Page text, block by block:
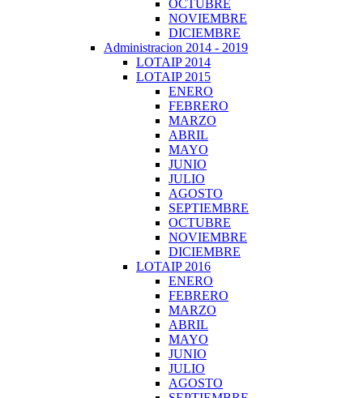
OCTUBRE
NOVIEMBRE
DICIEMBRE
Administracion 2014 - 2019
LOTAIP 2014
LOTAIP 2015
ENERO
FEBRERO
MARZO
ABRIL
MAYO
JUNIO
JULIO
AGOSTO
SEPTIEMBRE
OCTUBRE
NOVIEMBRE
DICIEMBRE
LOTAIP 2016
ENERO
FEBRERO
MARZO
ABRIL
MAYO
JUNIO
JULIO
AGOSTO